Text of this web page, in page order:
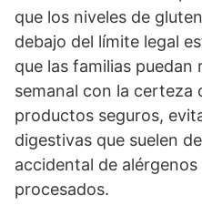
que los niveles de
debajo del límite legal
que las familias puedan
semanal con la certeza
productos seguros,
digestivas que suelen
accidental de
procesados.